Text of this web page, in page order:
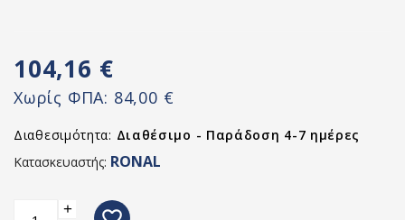
104,16 €
Χωρίς ΦΠΑ: 84,00 €
Διαθεσιμότητα: Διαθέσιμο - Παράδοση 4-7 ημέρες
Κατασκευαστής: RONAL
+